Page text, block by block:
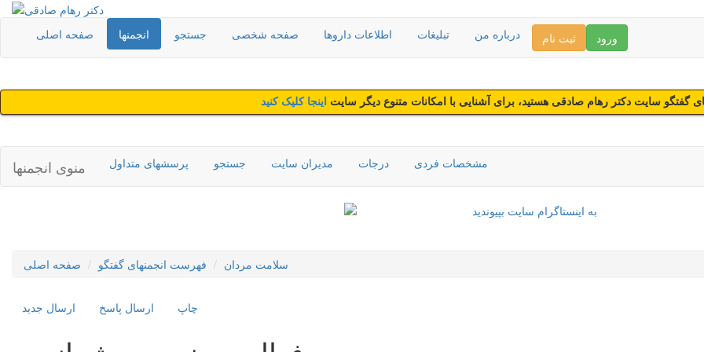
صفحه اصلی انجمنها جستجو صفحه شخصی اطلاعات داروها تبلیغات درباره من ثبت نام ورود
گفتگو سایت دکتر رهام صادقی هستید، برای آشنایی با امکانات متنوع دیگر سایت اینجا کلیک کنید
منوی انجمنها پرسشهای متداول جستجو مدیران سایت درجات مشخصات فردی
صفحه اصلی فهرست انجمنهای گفتگو سلامت مردان
ارسال جديد ارسال پاسخ چاپ